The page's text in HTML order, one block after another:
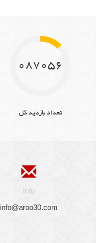
10870561
تعداد بازدید کل
Info
info@aroo30.com